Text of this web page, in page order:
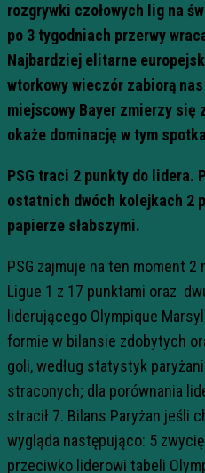
rozgrywki czołowych lig na
po 3 tygodniach przerwy
Najbardziej elitarne
wtorkowy wieczór zabiorą
miejscowy Bayer zmierzy się
okaże dominację w tym
PSG traci 2 punkty do lidera.
ostatnich dwóch kolejkach 2
papierze słabszymi.
PSG zajmuje na ten moment
Ligue 1 z 17 punktami oraz
liderującego Olympique
formie w bilansie zdobytych
goli, według statystyk
straconych; dla porównania
stracił 7. Bilans Paryżan jeśli
wygląda następująco: 5
przeciwko liderowi tabeli